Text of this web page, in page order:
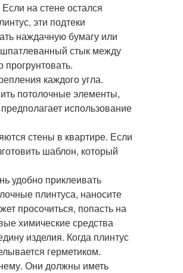
на стене остался
эти подтеки
наждачную бумагу или
стык между
каждого угла.
потолочные элементы,
использование
стены в квартире. Если
шаблон, который
удобно приклеивать
плинтуса, наносите
просочиться, попасть на
химические средства
изделия. Когда плинтус
герметиком.
Они должны иметь